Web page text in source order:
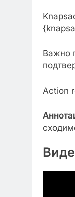
Важно
Action